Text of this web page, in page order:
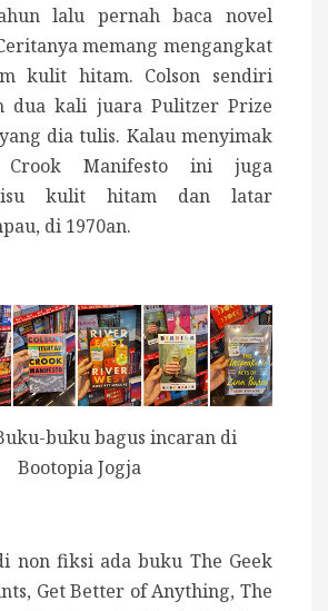
lalu pernah baca novel
memang mengangkat
kulit hitam. Colson sendiri
dua kali juara Pulitzer Prize
dia tulis. Kalau menyimak
Crook Manifesto ini juga
isu kulit hitam dan latar
di 1970an.
buku bagus incaran di
Bootopia Jogja
non fiksi ada buku The Geek
Get Better of Anything, The